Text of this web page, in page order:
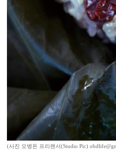
(사진 오병돈 프리랜서(Studio Pic)